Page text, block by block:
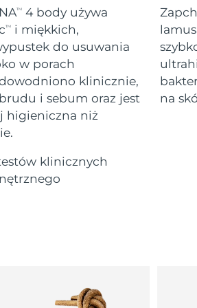
TM
4 body używa
TM
i miękkich,
do usuwania
w porach
klinicznie,
i sebum oraz jest
higieniczna niż
klinicznych
na
eye massagers
pore care essentials
Teeth Whitening Gel
Mężczyźni
8/12/26
Oczekiwany czas dostawy
8/8/26
Oczekiwany czas dostawy
8/9/26
Oczekiwany czas dostawy
Oczekiwany czas dostawy